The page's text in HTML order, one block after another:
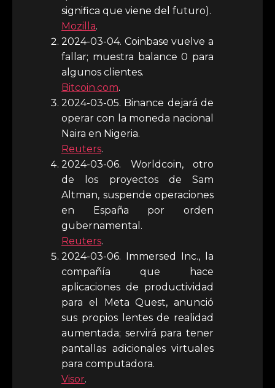
significa que viene del futuro).
Mozilla.
2024-03-04. Coinbase vuelve a
fallar; muestra balance 0 para
algunos clientes.
Bitcoin.com.
2024-03-05. Binance dejará de
operar con la moneda nacional
Naira en Nigeria.
Reuters.
2024-03-06. Worldcoin, otro
de los proyectos de Sam
Altman, suspende operaciones
en España por orden
gubernamental.
Reuters.
2024-03-06. Immersed Inc., la
compañía que hace
aplicaciones de productividad
para el Meta Quest, anunció
sus propios lentes de realidad
aumentada; servirá para tener
pantallas adicionales virtuales
para computadora.
Visor.